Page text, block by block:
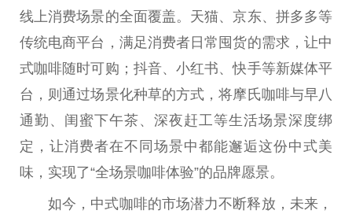
线上消费场景的全面覆盖。天猫、京东、拼多多等
传统电商平台，满足消费者日常囤货的需求，让中
式咖啡随时可购；抖音、小红书、快手等新媒体平
台，则通过场景化种草的方式，将摩氏咖啡与早八
通勤、闺蜜下午茶、深夜赶工等生活场景深度绑
定，让消费者在不同场景中都能邂逅这份中式美
味，实现了“全场景咖啡体验”的品牌愿景。
如今，中式咖啡的市场潜力不断释放，未来，